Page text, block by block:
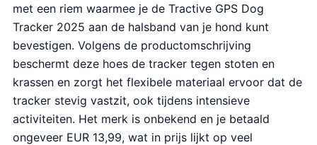
met een riem waarmee je de Tractive GPS Dog
Tracker 2025 aan de halsband van je hond kunt
bevestigen. Volgens de productomschrijving
beschermt deze hoes de tracker tegen stoten en
krassen en zorgt het flexibele materiaal ervoor dat de
tracker stevig vastzit, ook tijdens intensieve
activiteiten. Het merk is onbekend en je betaald
ongeveer EUR 13,99, wat in prijs lijkt op veel